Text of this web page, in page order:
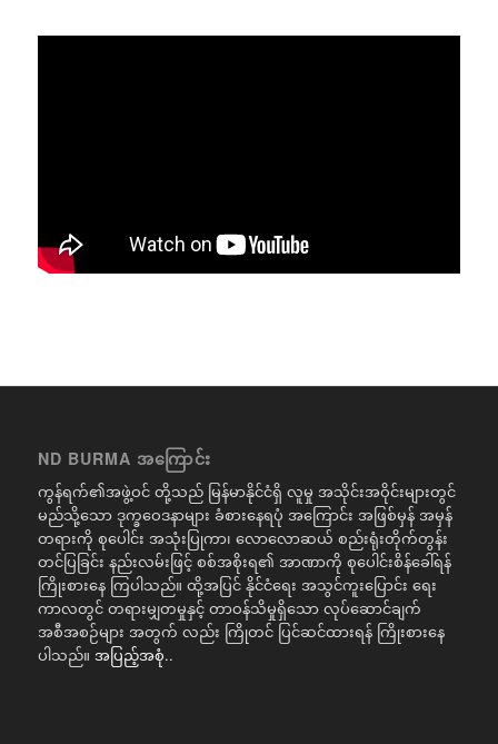
ND BURMA အကြောင်း
ကွန်ရက်၏အဖွဲ့ဝင် တို့သည် မြန်မာနိုင်ငံရှိ လူမှု အသိုင်းအဝိုင်းများတွင်
မည်သို့သော ဒုက္ခဝေဒနာများ ခံစားနေရပုံ အကြောင်း အဖြစ်မှန် အမှန်
တရားကို စုပေါင်း အသုံးပြုကာ၊ လောလောဆယ် စည်းရုံးတိုက်တွန်း
တင်ပြခြင်း နည်းလမ်းဖြင့် စစ်အစိုးရ၏ အာဏာကို စုပေါင်းစိန်ခေါ်ရန်
ကြိုးစားနေ ကြပါသည်။ ထို့အပြင် နိုင်ငံရေး အသွင်ကူးပြောင်း ရေး
ကာလတွင် တရားမျှတမှုနှင့် တာဝန်သိမှုရှိသော လုပ်ဆောင်ချက်
အစီအစဉ်များ အတွက် လည်း ကြိုတင် ပြင်ဆင်ထားရန် ကြိုးစားနေ
ပါသည်။ အပြည့်အစုံ..